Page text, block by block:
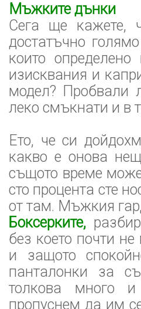
Мъжките дънки
Сега ще
достатъчно
които
изисквания и
модел? Пробвали
леко смъкнати и в
Ето, че си
какво е онова
същото време
сто процента сте
от там. Мъжкия
Боксерките,
без което почти
и защото
панталонки за
толкова много
пропуснем да им